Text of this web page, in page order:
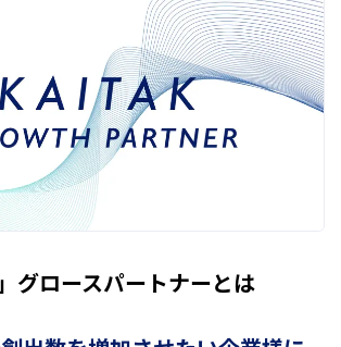
グロースパートナーとは